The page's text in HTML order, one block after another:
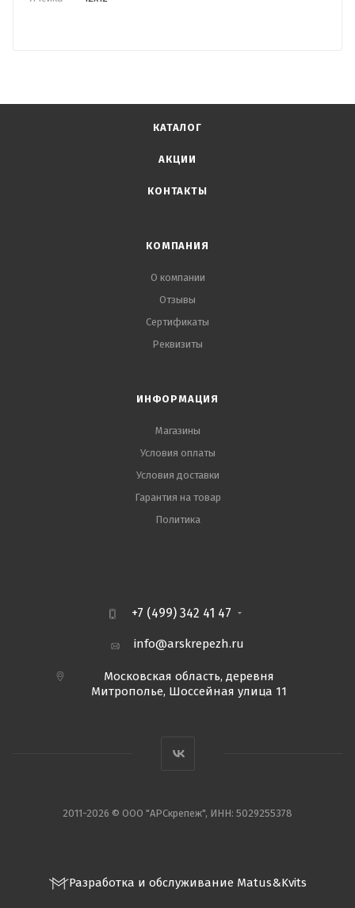
КАТАЛОГ
АКЦИИ
КОНТАКТЫ
КОМПАНИЯ
О компании
Отзывы
Сертификаты
Реквизиты
ИНФОРМАЦИЯ
Магазины
Условия оплаты
Условия доставки
Гарантия на товар
Политика
+7 (499) 342 41 47
info@arskrepezh.ru
Московская область, деревня
Митрополье, Шоссейная улица 11
2011-2026 © ООО "АРСкрепеж", ИНН: 5029255378
Разработка и обслуживание Matus&Kvits